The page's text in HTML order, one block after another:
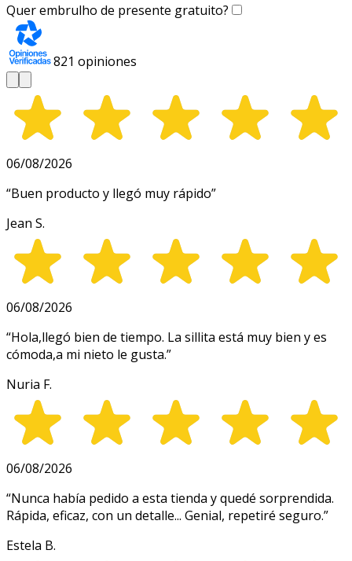
Quer embrulho de presente gratuito?
821 opiniones
06/08/2026
“Buen producto y llegó muy rápido”
Jean S.
06/08/2026
“Hola,llegó bien de tiempo. La sillita está muy bien y es
cómoda,a mi nieto le gusta.”
Nuria F.
06/08/2026
“Nunca había pedido a esta tienda y quedé sorprendida.
Rápida, eficaz, con un detalle... Genial, repetiré seguro.”
Estela B.